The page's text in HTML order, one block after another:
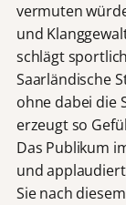
vermuten
und
schlägt
Saarländische
ohne dabei die
erzeugt so
Das Publikum
und
Sie nach